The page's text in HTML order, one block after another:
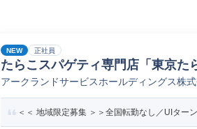
NEW 正社員
たらこスパゲティ専門店「東京た
員/転勤なし)
アークランドサービスホールディングス株
＜＜ 地域限定募集 ＞＞全国転勤なし／UIター